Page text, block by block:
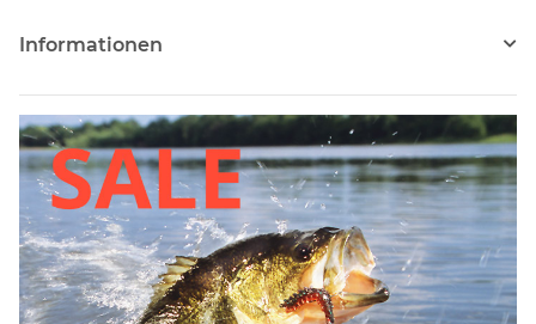
Informationen